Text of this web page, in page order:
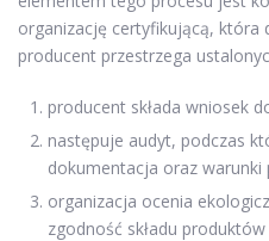
organizację certyfikującą, która
producent przestrzega
producent składa wniosek
następuje audyt, podczas
dokumentacja oraz warunki
organizacja ocenia
zgodność składu